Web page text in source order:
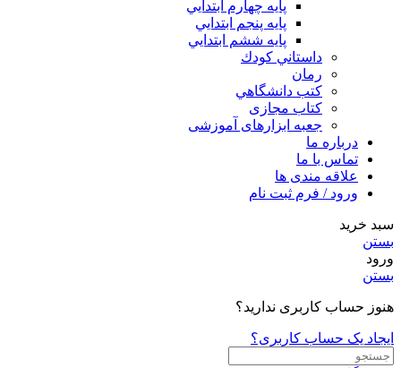
پايه چهارم ابتدايي
پايه پنجم ابتدايي
پايه ششم ابتدايي
داستاني كودك
رمان
كتب دانشگاهي
کتاب مجازی
جعبه ابزارهای آموزشی
درباره ما
تماس با ما
علاقه مندی ها
ورود / فرم ثبت نام
سبد خرید
بستن
ورود
بستن
هنوز حساب کاربری ندارید؟
ایجاد یک حساب کاربری؟